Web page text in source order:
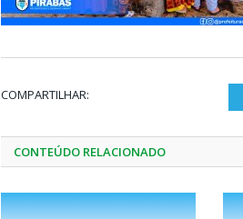
COMPARTILHAR:
CONTEÚDO RELACIONADO